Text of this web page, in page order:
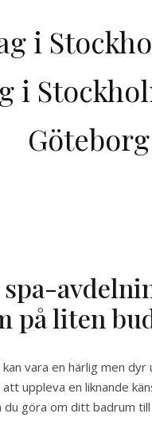
i
i
Göteborg
MENU
spa-
på liten
vara en härlig men
uppleva en liknande
du göra om ditt badrum